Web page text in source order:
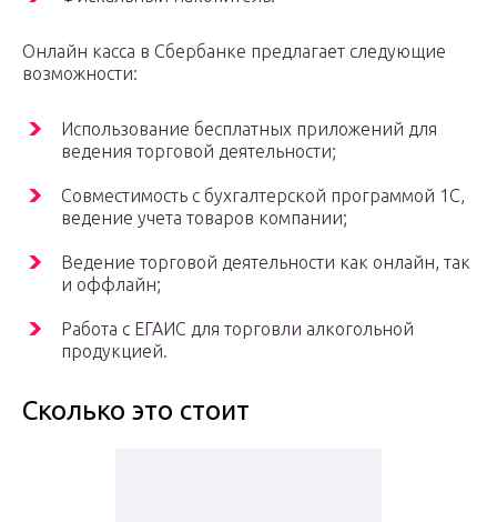
Онлайн касса в Сбербанке предлагает следующие
возможности:
Использование бесплатных приложений для
ведения торговой деятельности;
Совместимость с бухгалтерской программой 1С,
ведение учета товаров компании;
Ведение торговой деятельности как онлайн, так
и оффлайн;
Работа с ЕГАИС для торговли алкогольной
продукцией.
Сколько это стоит